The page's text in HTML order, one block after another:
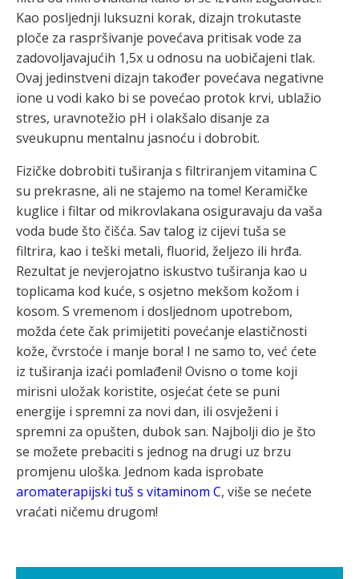
Kao posljednji luksuzni korak, dizajn trokutaste
ploče za raspršivanje povećava pritisak vode za
zadovoljavajućih 1,5x u odnosu na uobičajeni tlak.
Ovaj jedinstveni dizajn također povećava negativne
ione u vodi kako bi se povećao protok krvi, ublažio
stres, uravnotežio pH i olakšalo disanje za
sveukupnu mentalnu jasnoću i dobrobit.
Fizičke dobrobiti tuširanja s filtriranjem vitamina C
su prekrasne, ali ne stajemo na tome! Keramičke
kuglice i filtar od mikrovlakana osiguravaju da vaša
voda bude što čišća. Sav talog iz cijevi tuša se
filtrira, kao i teški metali, fluorid, željezo ili hrđa.
Rezultat je nevjerojatno iskustvo tuširanja kao u
toplicama kod kuće, s osjetno mekšom kožom i
kosom. S vremenom i dosljednom upotrebom,
možda ćete čak primijetiti povećanje elastičnosti
kože, čvrstoće i manje bora! I ne samo to, već ćete
iz tuširanja izaći pomlađeni! Ovisno o tome koji
mirisni uložak koristite, osjećat ćete se puni
energije i spremni za novi dan, ili osvježeni i
spremni za opušten, dubok san. Najbolji dio je što
se možete prebaciti s jednog na drugi uz brzu
promjenu uloška. Jednom kada isprobate
aromaterapijski tuš s vitaminom C, više se nećete
vraćati ničemu drugom!